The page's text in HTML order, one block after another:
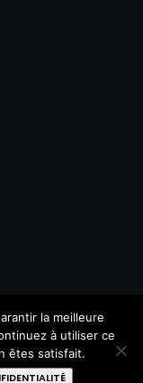
la meilleure
à utiliser ce
êtes satisfait.